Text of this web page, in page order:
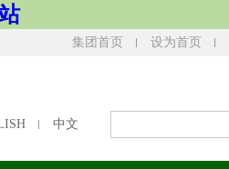
集团首页 设为首页
中文